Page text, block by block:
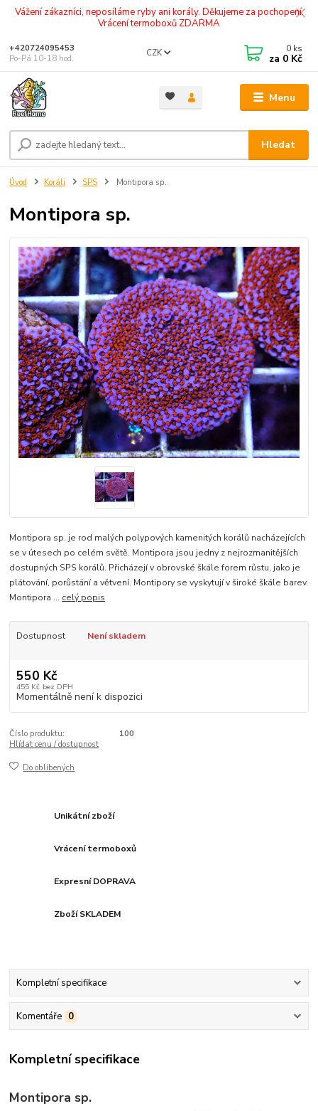
Vážení zákazníci, neposíláme ryby ani korály. Děkujeme za pochopení.
Vrácení termoboxů ZDARMA
Menu
CZK
Hledat
+420724095453
Po-Pá 10-18 hod.
0 ks
za 0 Kč
Úvod Koráli SPS Montipora sp.
Montipora sp.
Montipora sp. je rod malých polypových kamenitých korálů nacházejících
se v útesech po celém světě. Montipora jsou jedny z nejrozmanitějších
dostupných SPS korálů. Přicházejí v obrovské škále forem růstu, jako je
plátování, porůstání a větvení. Montipory se vyskytují v široké škále barev.
Montipora ... celý popis
Dostupnost Není skladem
550 Kč
455 Kč bez DPH
Momentálně není k dispozici
Číslo produktu:
100
Hlídat cenu / dostupnost
Do oblíbených
Unikátní zboží
Vrácení termoboxů
Expresní DOPRAVA
Zboží SKLADEM
Kompletní specifikace
Komentáře 0
Kompletní specifikace
Montipora sp.